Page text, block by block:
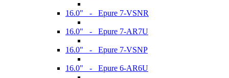
16.0" - Epure 7-VSNR
16.0" - Epure 7-AR7U
16.0" - Epure 7-VSNP
16.0" - Epure 6-AR6U